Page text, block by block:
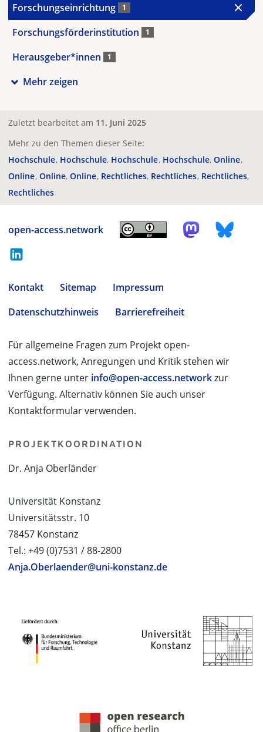
Forschungseinrichtung 1
Forschungsförderinstitution 1
Herausgeber*innen 1
Mehr zeigen
Zuletzt bearbeitet am 11. Juni 2025
Mehr zu den Themen dieser Seite:
Hochschule Hochschule Hochschule Hochschule Online
Online Online Online Rechtliches Rechtliches Rechtliches
Rechtliches
open-access.network
Kontakt Sitemap
Impressum
Datenschutzhinweis
Barrierefreiheit
Für allgemeine Fragen zum Projekt open-
access.network, Anregungen und Kritik stehen wir
Ihnen gerne unter info@open-access.networkzur
Verfügung. Alternativ können Sie auch unser
Kontaktformular verwenden.
PROJEKTKOORDINATION
Dr. Anja Oberländer
Universität Konstanz
Universitätsstr. 10
78457 Konstanz
Tel.: +49 (0)7531 / 88-2800
Anja.Oberlaender@uni-konstanz.de